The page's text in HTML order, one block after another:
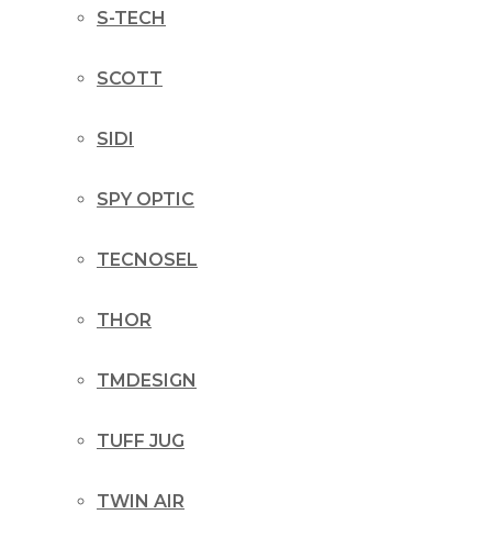
S-TECH
SCOTT
SIDI
SPY OPTIC
TECNOSEL
THOR
TMDESIGN
TUFF JUG
TWIN AIR